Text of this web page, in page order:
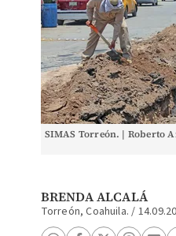
SIMAS Torreón. | Roberto
BRENDA ALCALÁ
Torreón, Coahuila. /